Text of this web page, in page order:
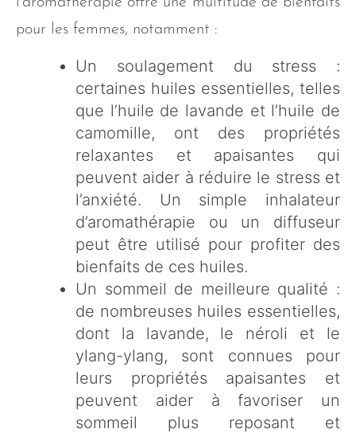
pour les femmes, notamment :
Un soulagement du stress :
certaines huiles essentielles, telles
que l’huile de lavande et l’huile de
camomille, ont des propriétés
relaxantes et apaisantes qui
peuvent aider à réduire le stress et
l’anxiété. Un simple inhalateur
d’aromathérapie ou un diffuseur
peut être utilisé pour profiter des
bienfaits de ces huiles.
Un sommeil de meilleure qualité :
de nombreuses huiles essentielles,
dont la lavande, le néroli et le
ylang-ylang, sont connues pour
leurs propriétés apaisantes et
peuvent aider à favoriser un
sommeil plus reposant et